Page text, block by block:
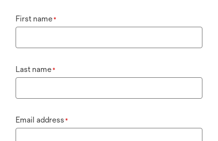
First name*
Last name*
Email address *